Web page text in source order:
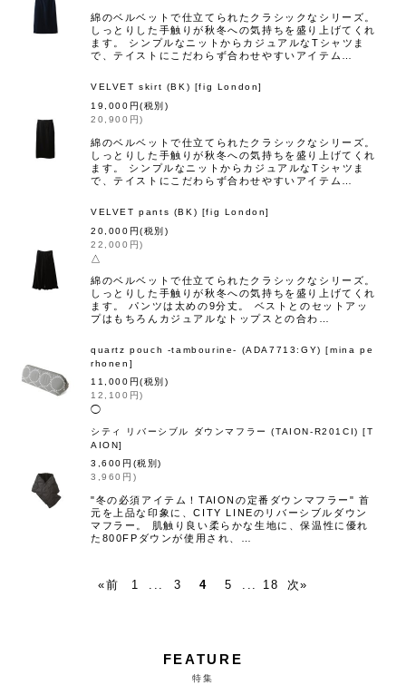
綿のベルベットで仕立てられたクラシックなシリーズ。
しっとりした手触りが秋冬への気持ちを盛り上げてくれ
ます。 シンプルなニットからカジュアルなTシャツま
で、テイストにこだわらず合わせやすいアイテム…
VELVET skirt (BK) [fig London]
19,000 円(税別)
20,900 円)
綿のベルベットで仕立てられたクラシックなシリーズ。
しっとりした手触りが秋冬への気持ちを盛り上げてくれ
ます。 シンプルなニットからカジュアルなTシャツま
で、テイストにこだわらず合わせやすいアイテム…
VELVET pants (BK) [fig London]
20,000 円(税別)
22,000 円)
△
綿のベルベットで仕立てられたクラシックなシリーズ。
しっとりした手触りが秋冬への気持ちを盛り上げてくれ
ます。 パンツは太めの9分丈。 ベストとのセットアッ
プはもちろんカジュアルなトップスとの合わ…
quartz pouch -tambourine- (ADA7713:GY) [mina pe
rhonen ]
11,000 円(税別)
12,100 円)
◯
シティ リバーシブル ダウンマフラー (TAION-R201CI) [T
AION]
3,600 円 (税別)
3,960 円 )
"冬の必須アイテム！TAIONの定番ダウンマフラー" 首
元を上品な印象に、CITY LINEのリバーシブルダウン
マフラー。 肌触り良い柔らかな生地に、保温性に優れ
た800FPダウンが使用され、…
«前 1 ... 3 4 5 ... 18 次»
FEATURE
特集